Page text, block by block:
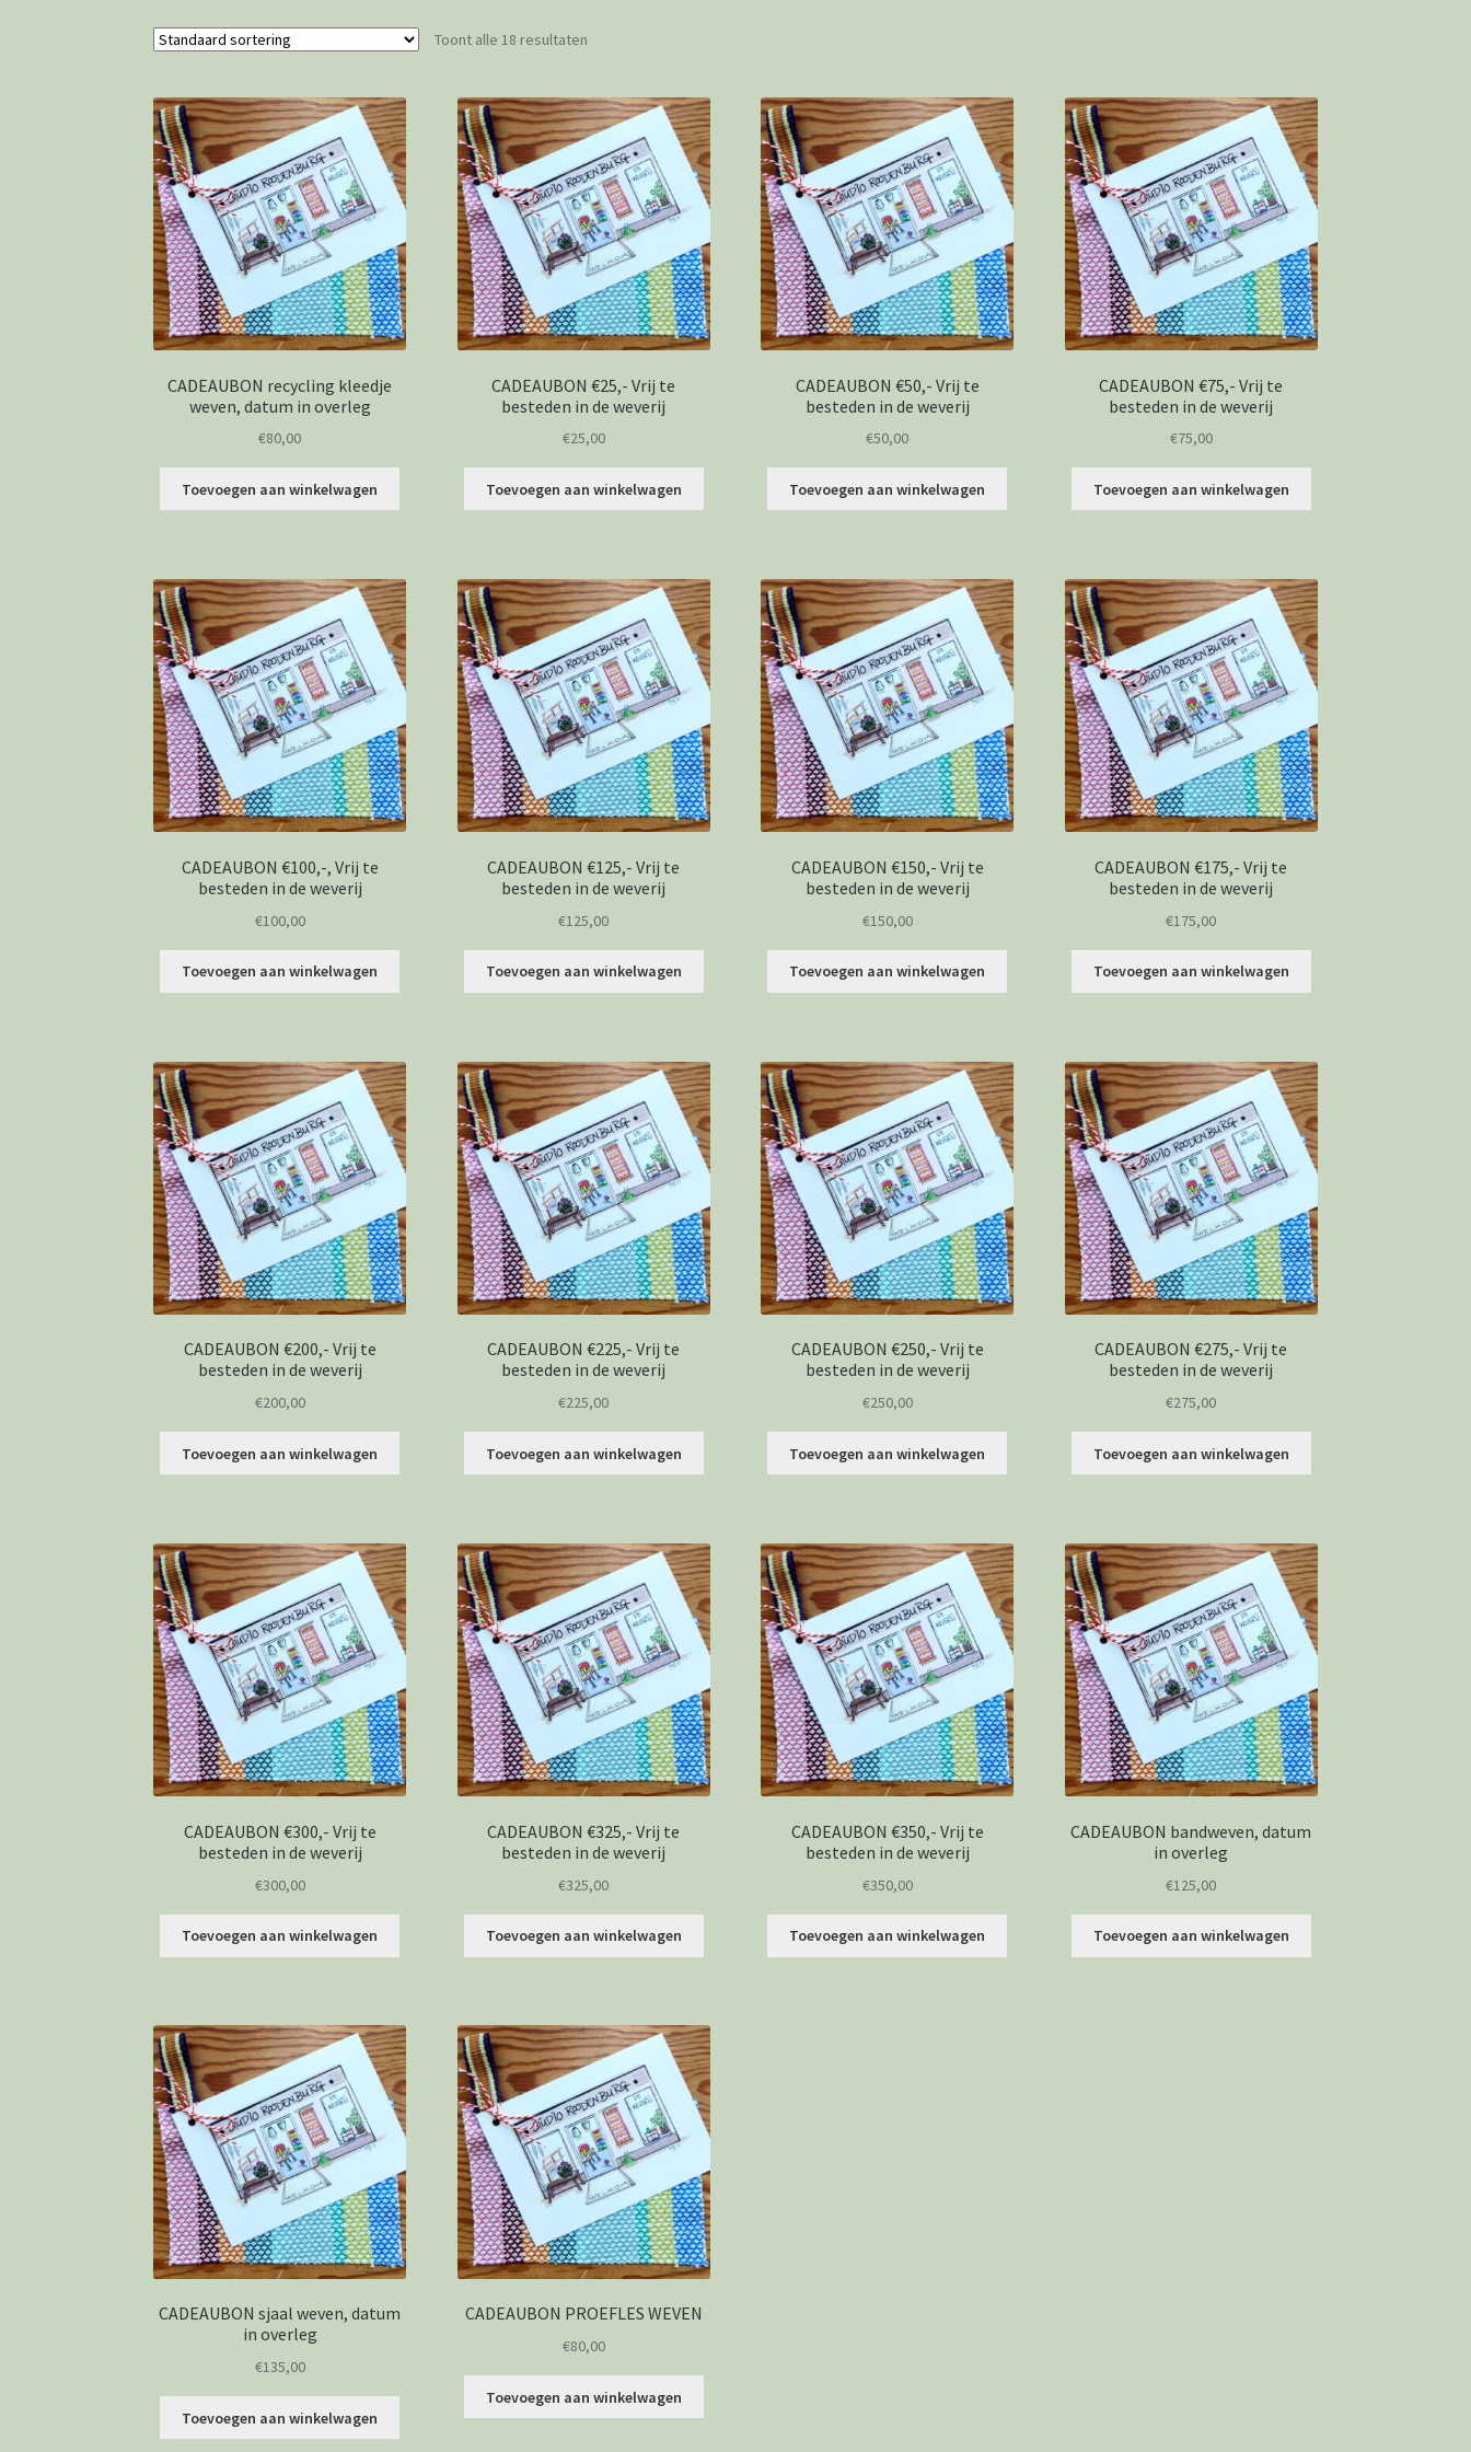
Toont alle 18 resultaten
CADEAUBON recycling kleedje
weven, datum in overleg
€80,00
Toevoegen aan winkelwagen
CADEAUBON €25,- Vrij te
besteden in de weverij
€25,00
Toevoegen aan winkelwagen
CADEAUBON €50,- Vrij te
besteden in de weverij
€50,00
Toevoegen aan winkelwagen
CADEAUBON €75,- Vrij te
besteden in de weverij
€75,00
Toevoegen aan winkelwagen
CADEAUBON €100,-, Vrij te
besteden in de weverij
€100,00
Toevoegen aan winkelwagen
CADEAUBON €125,- Vrij te
besteden in de weverij
€125,00
Toevoegen aan winkelwagen
CADEAUBON €150,- Vrij te
besteden in de weverij
€150,00
Toevoegen aan winkelwagen
CADEAUBON €175,- Vrij te
besteden in de weverij
€175,00
Toevoegen aan winkelwagen
CADEAUBON €200,- Vrij te
besteden in de weverij
€200,00
Toevoegen aan winkelwagen
CADEAUBON €225,- Vrij te
besteden in de weverij
€225,00
Toevoegen aan winkelwagen
CADEAUBON €250,- Vrij te
besteden in de weverij
€250,00
Toevoegen aan winkelwagen
CADEAUBON €275,- Vrij te
besteden in de weverij
€275,00
Toevoegen aan winkelwagen
CADEAUBON €300,- Vrij te
besteden in de weverij
€300,00
Toevoegen aan winkelwagen
CADEAUBON €325,- Vrij te
besteden in de weverij
€325,00
Toevoegen aan winkelwagen
CADEAUBON €350,- Vrij te
besteden in de weverij
€350,00
Toevoegen aan winkelwagen
CADEAUBON bandweven, datum
in overleg
€125,00
Toevoegen aan winkelwagen
CADEAUBON sjaal weven, datum
in overleg
€135,00
Toevoegen aan winkelwagen
CADEAUBON PROEFLES WEVEN
€80,00
Toevoegen aan winkelwagen